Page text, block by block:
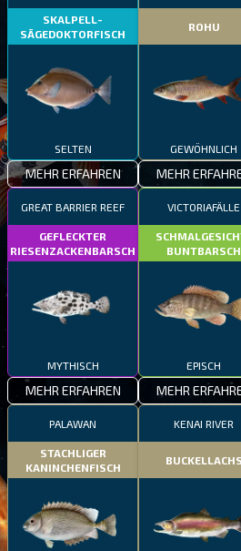
SKALPELL-
SÄGEDOKTORFISCH
SELTEN
MEHR ERFAHREN
ROHU
GEWÖHNLICH
MEHR
GREAT BARRIER REEF
GEFLECKTER
RIESENZACKENBARSCH
MYTHISCH
MEHR ERFAHREN
VICTORIAFÄLLE
BUNTBARSCH
EPISCH
MEHR
PALAWAN
STACHLIGER
KANINCHENFISCH
KENAI RIVER
BUCKELLACHS